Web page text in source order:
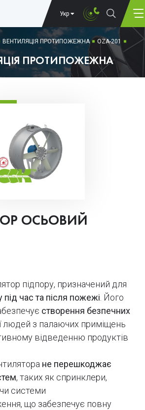
Укр
ВЕНТИЛЯЦІЯ ПРОТИПОЖЕЖНА OZA-201
ПРОТИПОЖЕЖНА
ОСЬОВИЙ
підпору, призначений для
час та після пожежі . Його
створення безпечних
людей з палаючих приміщень
відведенню продуктів
не перешкоджає
, таких як спринклери,
системи
що забезпечує повну